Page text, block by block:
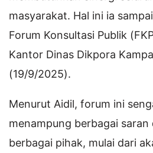
masyarakat. Hal ini ia
Forum Konsultasi Publik
Kantor Dinas Dikpora
(19/9/2025).
Menurut Aidil, forum ini
menampung berbagai saran
berbagai pihak, mulai dari